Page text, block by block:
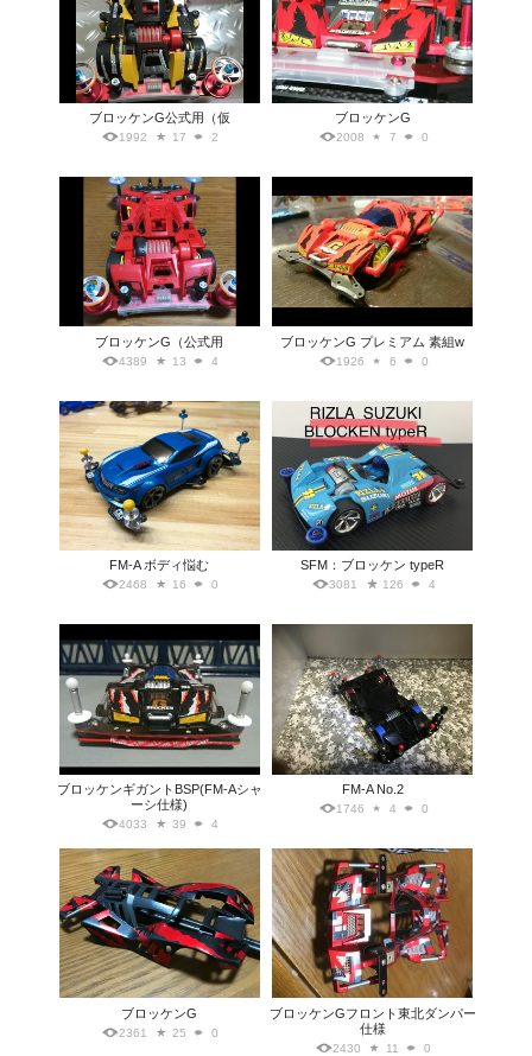
ブロッケンG公式用（仮
1992 17 2
ブロッケンG
2008 7 0
ブロッケンG（公式用
4389 13 4
ブロッケンG プレミアム 素組w
1926 6 0
FM-A ボディ悩む
2468 16 0
SFM：ブロッケン typeR
3081 126 4
ブロッケンギガントBSP(FM-Aシャ
ーシ仕様)
4033 39 4
FM-A No.2
1746 4 0
ブロッケンG
2361 25 0
ブロッケンGフロント東北ダンパー
仕様
2430 11 0